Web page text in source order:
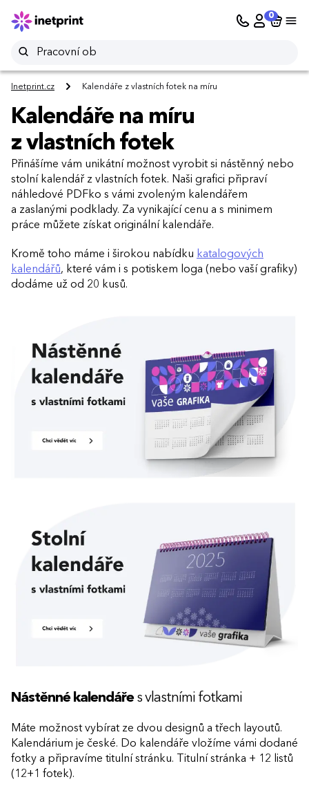
0
Inetprint.cz Kalendáře z vlastních fotek na míru
Kalendáře na míru
z vlastních fotek
Přinášíme vám unikátní možnost vyrobit si nástěnný nebo
stolní kalendář z vlastních fotek. Naši grafici připraví
náhledové PDFko s vámi zvoleným kalendářem
a zaslanými podklady. Za vynikající cenu a s minimem
práce můžete získat originální kalendáře.
Kromě toho máme i širokou nabídku katalogových
kalendářů, které vám i s potiskem loga (nebo vaší grafiky)
dodáme už od 20 kusů.
Nástěnné kalendářes vlastními fotkami
Máte možnost vybírat ze dvou designů a třech layoutů.
Kalendárium je české. Do kalendáře vložíme vámi dodané
fotky a připravíme titulní stránku. Titulní stránka + 12 listů
(12+1 fotek).